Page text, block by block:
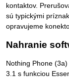
kontaktov.
sú typickými
opravujeme
Nahranie
Nothing Phone
3.1 s funkciou